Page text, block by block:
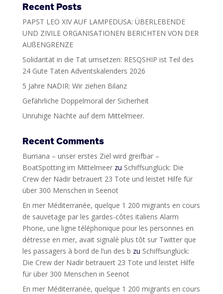
Recent Posts
PAPST LEO XIV AUF LAMPEDUSA: ÜBERLEBENDE
UND ZIVILE ORGANISATIONEN BERICHTEN VON DER
AUßENGRENZE
Solidarität in die Tat umsetzen: RESQSHIP ist Teil des
24 Gute Taten Adventskalenders 2026
5 Jahre NADIR: Wir ziehen Bilanz
Gefährliche Doppelmoral der Sicherheit
Unruhige Nächte auf dem Mittelmeer.
Recent Comments
Burriana – unser erstes Ziel wird greifbar –
BoatSpotting im Mittelmeerzu Schiffsunglück: Die
Crew der Nadir betrauert 23 Tote und leistet Hilfe für
über 300 Menschen in Seenot
En mer Méditerranée, quelque 1 200 migrants en cours
de sauvetage par les gardes-côtes italiens Alarm
Phone, une ligne téléphonique pour les personnes en
détresse en mer, avait signalé plus tôt sur Twitter que
les passagers à bord de l’un des b zu Schiffsunglück:
Die Crew der Nadir betrauert 23 Tote und leistet Hilfe
für über 300 Menschen in Seenot
En mer Méditerranée, quelque 1 200 migrants en cours